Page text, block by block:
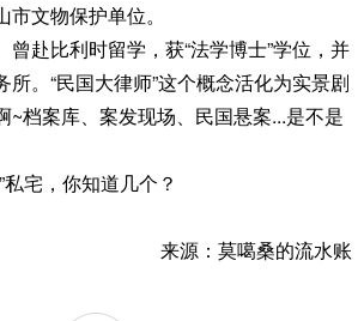
文物保护单位。
曾赴比利时留学，获“法学博士”学位，并
。“民国大律师”这个概念活化为实景剧
~档案库、案发现场、民国悬案...是不是
宅，你知道几个？
来源：莫噶桑的流水账